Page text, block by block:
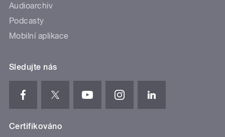
Audioarchiv
Podcasty
Mobilní aplikace
Sledujte nás
Certifikováno